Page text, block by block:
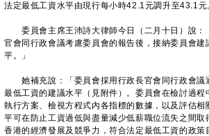
法定最低工資水平由現行每小時42.1元調升至43.1元
委員會主席王沛詩大律師今日（二月十日）說：
官會同行政會議考慮委員會的報告後，接納委員會建
平。」
她補充說：「委員會採用行政長官會同行政會議
最低工資的建議水平（見附件）。委員會在檢討過程
執行方案、檢視方程式內各指標的數據，以及評估相
平可在防止工資過低與盡量減少低薪職位流失之間取
香港的經濟發展及競爭力，符合法定最低工資的政策